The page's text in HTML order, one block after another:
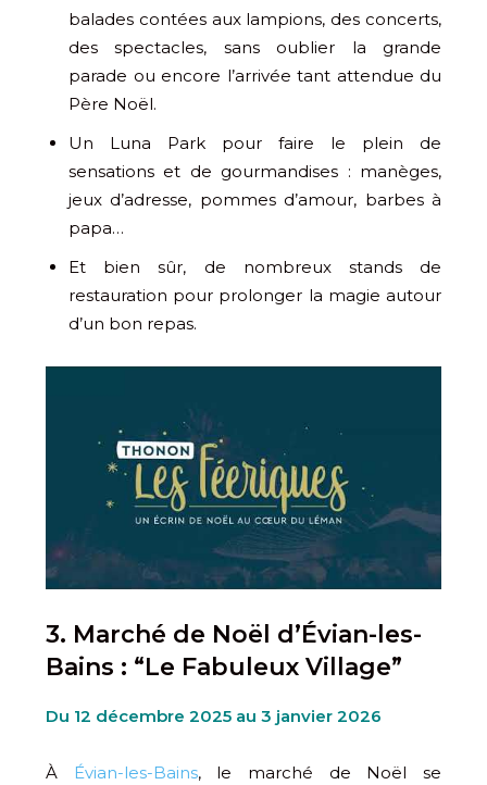
balades contées aux lampions, des concerts,
des spectacles, sans oublier la grande
parade ou encore l’arrivée tant attendue du
Père Noël.
Un Luna Park pour faire le plein de
sensations et de gourmandises : manèges,
jeux d’adresse, pommes d’amour, barbes à
papa…
Et bien sûr, de nombreux stands de
restauration pour prolonger la magie autour
d’un bon repas.
3. Marché de Noël d’Évian-les-
Bains : “Le Fabuleux Village”
Du 12 décembre 2025 au 3 janvier 2026
À Évian-les-Bains, le marché de Noël se